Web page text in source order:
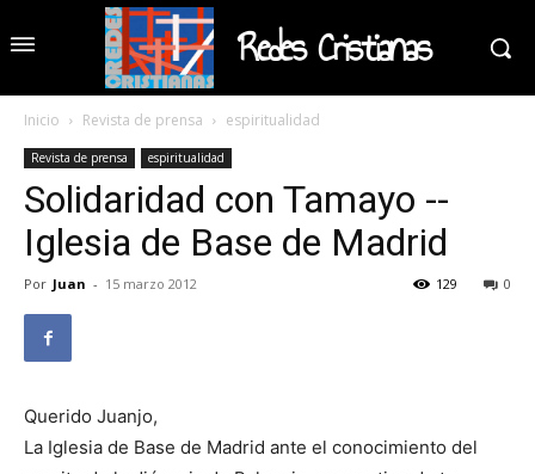
Redes Cristianas
Inicio Revista de prensa espiritualidad
Revista de prensa espiritualidad
Solidaridad con Tamayo --
Iglesia de Base de Madrid
Por Juan - 15 marzo 2012 0
129
Querido Juanjo,
La Iglesia de Base de Madrid ante el conocimiento del